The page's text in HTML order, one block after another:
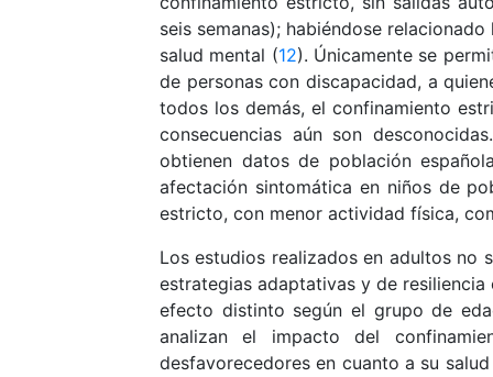
seis semanas); habiéndose
salud mental (12). Únicamente se
de personas con discapacidad, a
todos los demás, el confinamiento
consecuencias aún son
obtienen datos de población
afectación sintomática en niños de
estricto, con menor actividad física,
Los estudios realizados en adultos no
estrategias adaptativas y de
efecto distinto según el grupo de
analizan el impacto del
desfavorecedores en cuanto a su